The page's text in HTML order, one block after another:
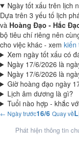
Ngày tốt xấu trên lịch
Dựa trên 3 yếu tố lịch
và Hoàng Đạo - Hắc
bộ tiêu chí riêng nên
cho việc khác - xem kiến
Xem ngày tốt xấu có
Ngày 17/6/2026 là
Ngày 17/6/2026 là
Giờ hoàng đạo ngày
Lịch âm dương là gì?
Tuổi nào hợp - khắc
← Ngày trước16/6 Quay về
Phát hiện thông tin